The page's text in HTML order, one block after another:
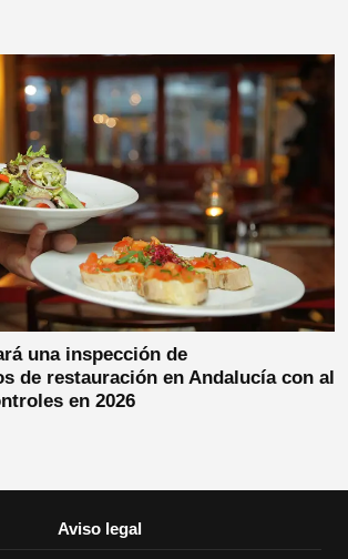
una inspección de
de restauración en Andalucía con al
en 2026
Aviso legal